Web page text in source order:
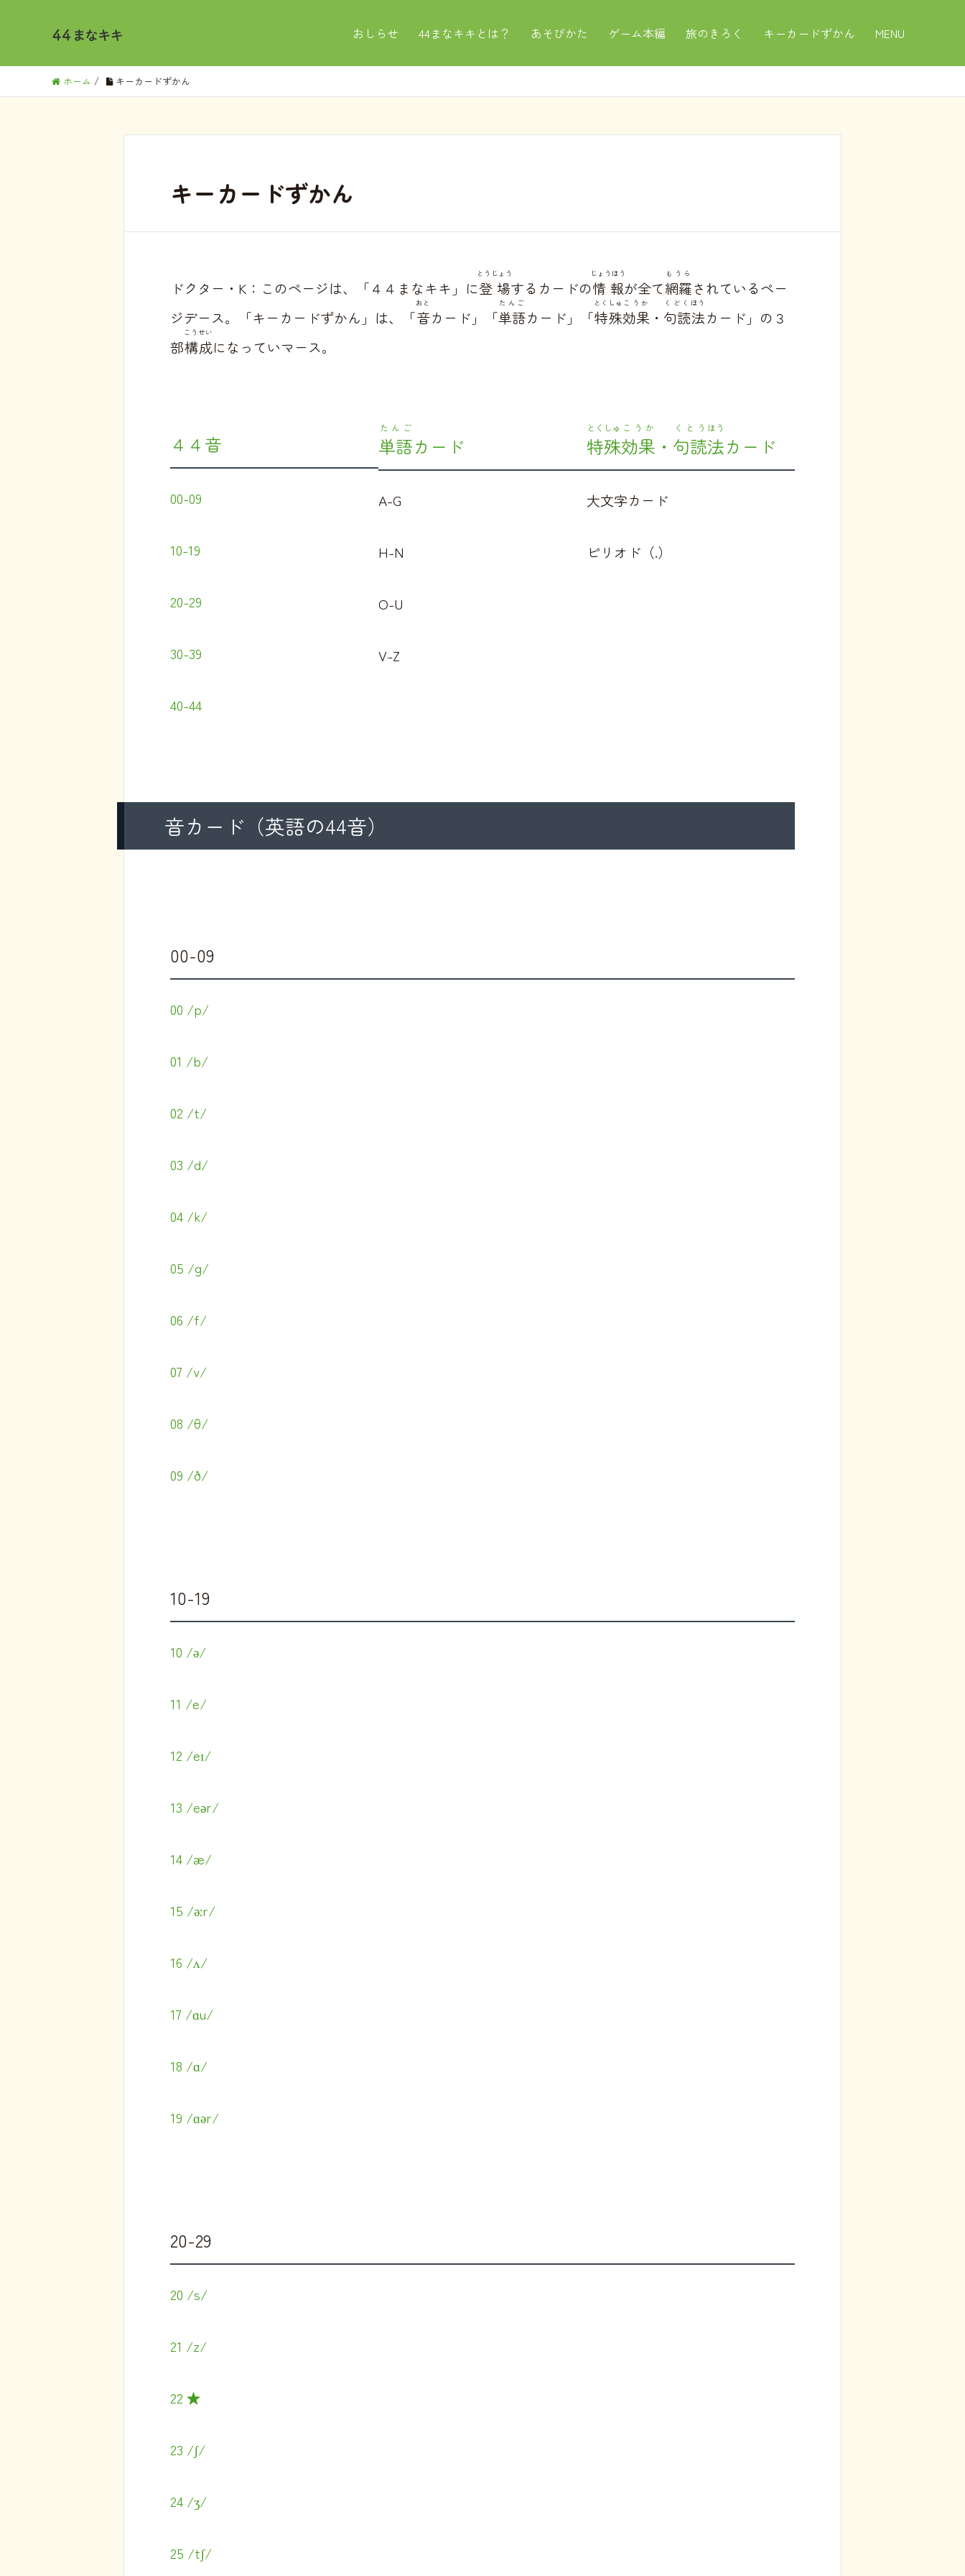
おしらせ 44まなキキとは？ あそびかた ゲーム本編 旅のきろく キーカードずかん MENU
ホーム / キーカードずかん
キーカードずかん
ドクター・K：このページは、「４４まなキキ」に登場
とうじょう
するカードの情報
じょうほう
が全て網羅
もうら
されているペー
ジデース。「キーカードずかん」は、「音
おと
カード」「単語
たんご
カード」「特殊
とくしゅ
効果
こうか
・ 句読
くどく
法
ほう
カード」の３
部構成
こうせい
になっていマース。
４４音
00-09
10-19
20-29
30-39
40-44
単語
たんご
カード
A-G
H-N
O-U
V-Z
特殊
とくしゅ
効果
こうか
・ 句読
くとう
法
ほう
カード
大文字カード
ピリオド（.）
音カード（英語の44音）
00-09
00 /p/
01 /b/
02 /t/
03 /d/
04 /k/
05 /g/
06 /f/
07 /v/
08 /θ/
09 /ð/
10-19
10 /ə/
11 /e/
12 /eɪ/
13 /eər/
14 /æ/
15 /ə:r/
16 /ʌ/
17 /ɑu/
18 /ɑ/
19 /ɑər/
20-29
20 /s/
21 /z/
22 ★
23 /ʃ/
24 /ʒ/
25 /tʃ/